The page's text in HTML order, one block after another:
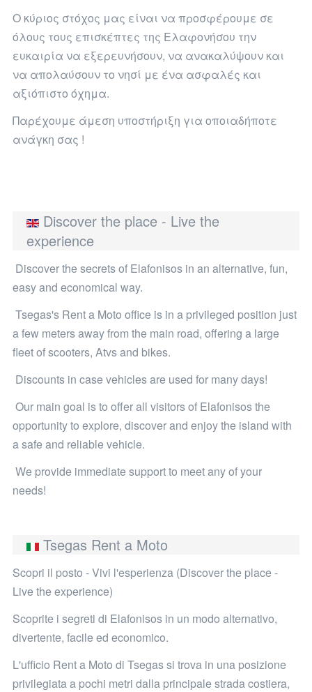
Ο κύριος στόχος μας είναι να προσφέρουμε σε
όλους τους επισκέπτες της Ελαφονήσου την
ευκαιρία να εξερευνήσουν, να ανακαλύψουν και
να απολαύσουν το νησί με ένα ασφαλές και
αξιόπιστο όχημα.
Παρέχουμε άμεση υποστήριξη για οποιαδήποτε
ανάγκη σας !
Discover the place - Live the
experience
Discover the secrets of Elafonisos in an alternative, fun,
easy and economical way.
Tsegas's Rent a Moto office is in a privileged position just
a few meters away from the main road, offering a large
fleet of scooters, Atvs and bikes.
Discounts in case vehicles are used for many days!
Our main goal is to offer all visitors of Elafonisos the
opportunity to explore, discover and enjoy the island with
a safe and reliable vehicle.
We provide immediate support to meet any of your
needs!
Tsegas Rent a Moto
Scopri il posto - Vivi l'esperienza (Discover the place -
Live the experience)
Scoprite i segreti di Elafonisos in un modo alternativo,
divertente, facile ed economico.
L'ufficio Rent a Moto di Tsegas si trova in una posizione
privilegiata a pochi metri dalla principale strada costiera,